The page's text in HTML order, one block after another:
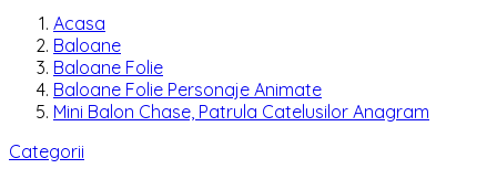
Acasa
Baloane
Baloane Folie
Baloane Folie Personaje Animate
Mini Balon Chase, Patrula Catelusilor Anagram
Categorii